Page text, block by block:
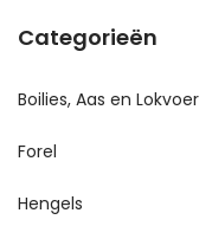
Categorieën
Boilies, Aas en Lokvoer
Forel
Hengels